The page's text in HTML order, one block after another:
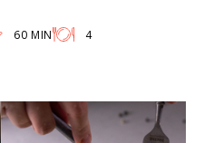
60 MIN
4